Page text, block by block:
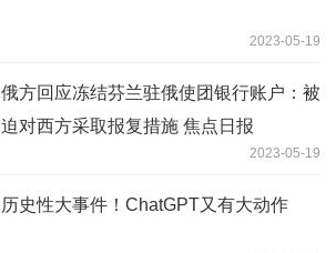
2023-05-19
俄方回应冻结芬兰驻俄使团银行账户：被
迫对西方采取报复措施 焦点日报
2023-05-19
历史性大事件！ChatGPT又有大动作